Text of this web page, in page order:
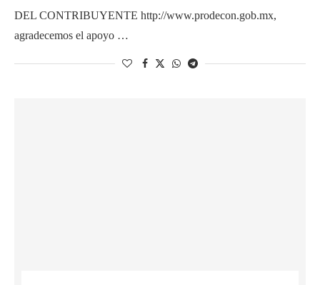
DEL CONTRIBUYENTE http://www.prodecon.gob.mx,
agradecemos el apoyo …